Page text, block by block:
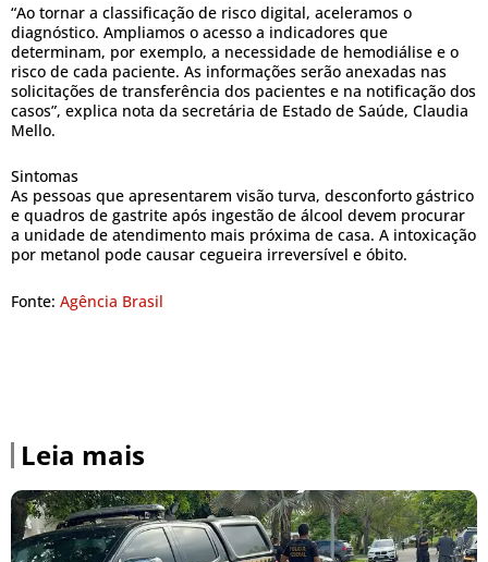
“Ao tornar a classificação de risco digital, aceleramos o
diagnóstico. Ampliamos o acesso a indicadores que
determinam, por exemplo, a necessidade de hemodiálise e o
risco de cada paciente. As informações serão anexadas nas
solicitações de transferência dos pacientes e na notificação dos
casos”, explica nota da secretária de Estado de Saúde, Claudia
Mello.
Sintomas
As pessoas que apresentarem visão turva, desconforto gástrico
e quadros de gastrite após ingestão de álcool devem procurar
a unidade de atendimento mais próxima de casa. A intoxicação
por metanol pode causar cegueira irreversível e óbito.
Fonte: Agência Brasil
Leia mais